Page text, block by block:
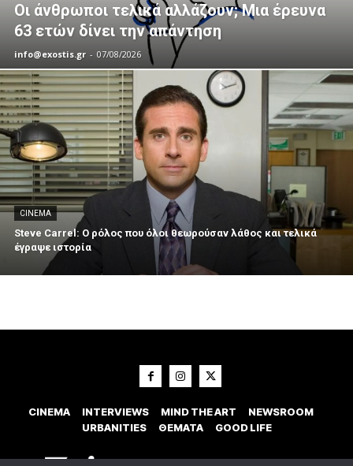
Οι άνθρωποι τελικά αλλάζουν; Μια έρευνα
63 ετών δίνει την απάντηση
info@exostis.gr - 07/08/2026
CINEMA
Steve Carrel: Ο ρόλος που όλοι θεωρούσαν λάθος και τελικά
έγραψε ιστορία
CINEMA INTERVIEWS MIND THE ART
NEWSROOM
URBANITIES
ΘΕΜΑΤΑ GOOD LIFE